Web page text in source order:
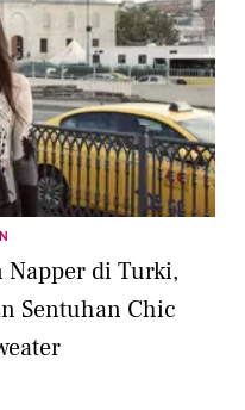
Napper di Turki,
Sentuhan Chic